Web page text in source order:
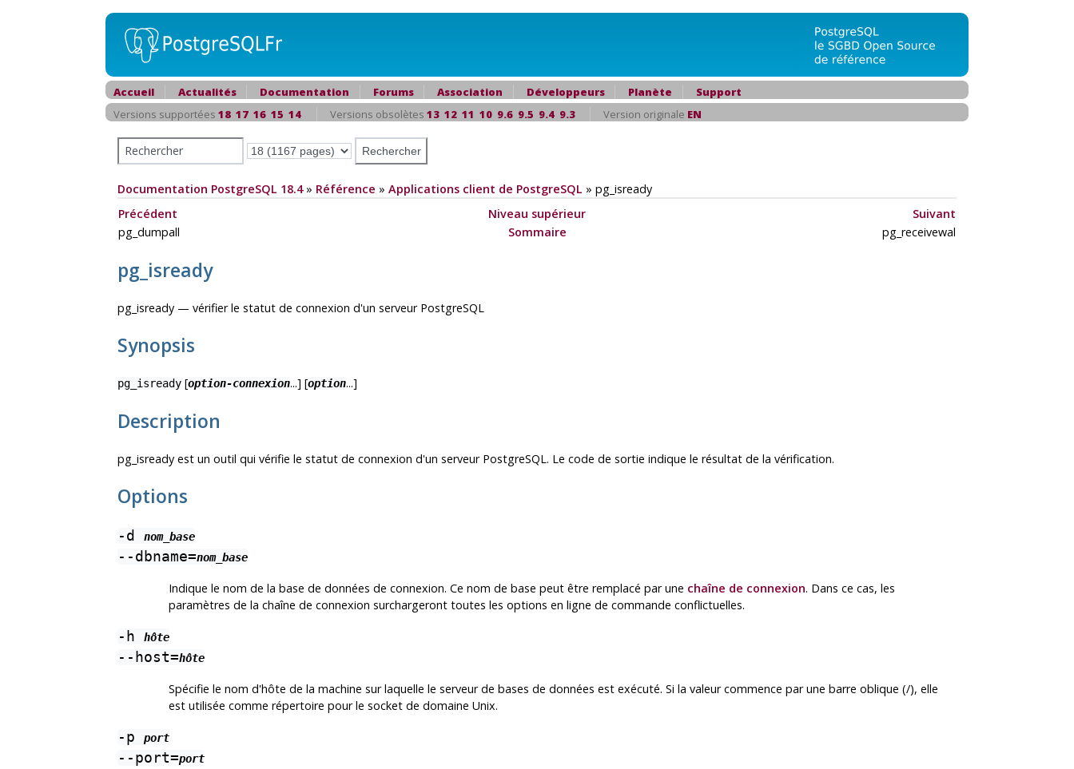
Accueil Actualités Documentation Forums Association Développeurs Planète
Support
Versions supportées 18 17 16 15 14 Versions obsolètes 13 12 11 10 9.6 9.5 9.4 9.3 Version originale EN
Documentation PostgreSQL 18.4» Référence » Applications client de PostgreSQL » pg_isready
Précédent
Niveau supérieur
Suivant
pg_dumpall
Sommaire pg_receivewal
pg_isready
pg_isready — vérifier le statut de connexion d'un serveur PostgreSQL
Synopsis
pg_isready [option-connexion...] [option...]
Description
pg_isready est un outil qui vérifie le statut de connexion d'un serveur PostgreSQL. Le code de sortie indique le résultat de la vérification.
Options
-d nom_base
--dbname=nom_base
Indique le nom de la base de données de connexion. Ce nom de base peut être remplacé par une chaîne de connexion. Dans ce cas, les
paramètres de la chaîne de connexion surchargeront toutes les options en ligne de commande conflictuelles.
-h hôte
--host=hôte
Spécifie le nom d'hôte de la machine sur laquelle le serveur de bases de données est exécuté. Si la valeur commence par une barre oblique (/), elle
est utilisée comme répertoire pour le socket de domaine Unix.
-p port
--port=port